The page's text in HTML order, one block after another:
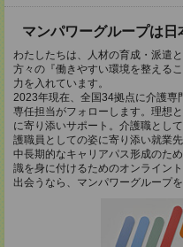
マンパワーグループは
わたしたちは、人材の育成・派遣
方々の『働きやすい環境を整える
力を入れています。
2023年現在、全国34拠点に介護専
専任担当がフォローします。理想
に寄り添いサポート。介護職とし
護職員としての姿に寄り添い就業先
中長期的なキャリアパス形成のた
識を身に付けるためのオンライン
出会うなら、マンパワーグループ